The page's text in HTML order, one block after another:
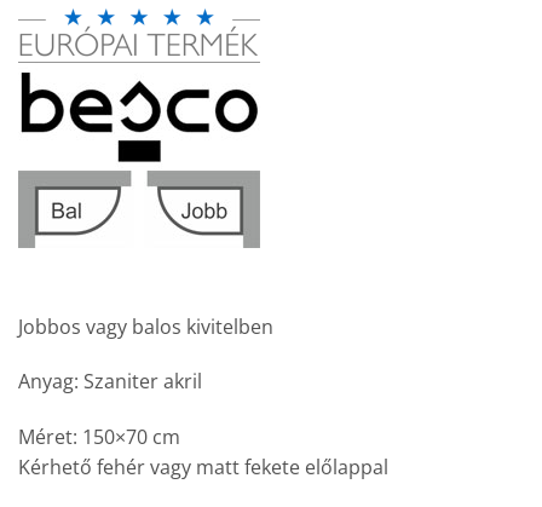
Jobbos vagy balos kivitelben
Anyag: Szaniter akril
Méret: 150×70 cm
Kérhető fehér vagy matt fekete előlappal